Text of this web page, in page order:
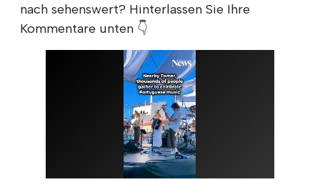
nach sehenswert? Hinterlassen Sie Ihre
Kommentare unten 👇